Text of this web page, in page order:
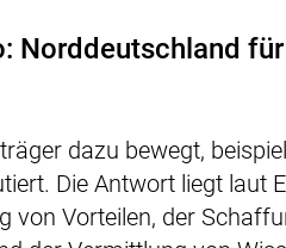
Norddeutschland für
dazu bewegt,
Die Antwort liegt laut
von Vorteilen, der